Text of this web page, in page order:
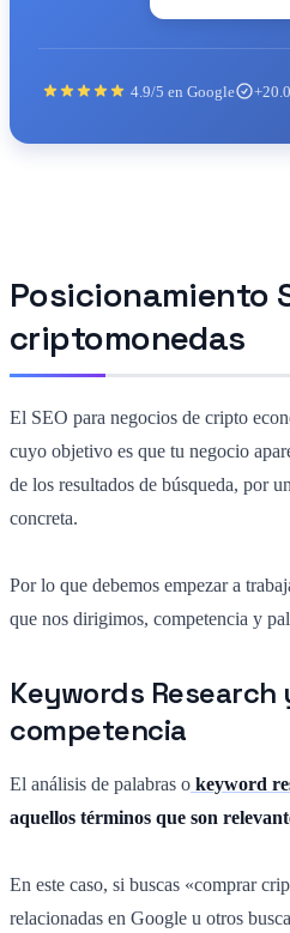
4.9/5 en Google
Posicionamiento
criptomonedas
El SEO para negocios de cripto
cuyo objetivo es que tu negocio
de los resultados de búsqueda, por
concreta.
Por lo que debemos empezar a
que nos dirigimos, competencia y
Keywords Research
competencia
El análisis de palabras o keyword
aquellos términos que son
En este caso, si buscas «comprar
relacionadas en Google u otros